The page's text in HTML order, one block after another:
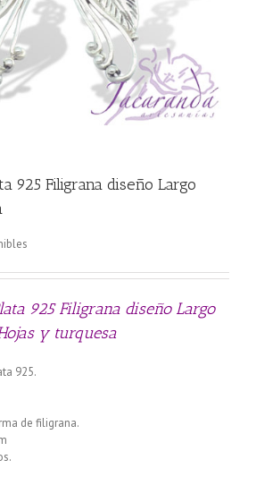
925 Filigrana diseño Largo
925 Filigrana diseño Largo
y turquesa
925.
de filigrana.